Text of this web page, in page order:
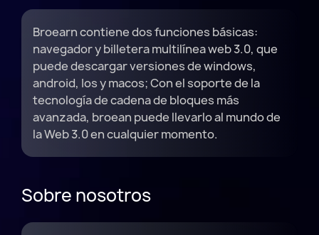
Broearn contiene dos funciones básicas:
navegador y billetera multilínea web 3.0, que
puede descargar versiones de windows,
android, Ios y macos; Con el soporte de la
tecnología de cadena de bloques más
avanzada, broean puede llevarlo al mundo de
la Web 3.0 en cualquier momento.
Sobre nosotros